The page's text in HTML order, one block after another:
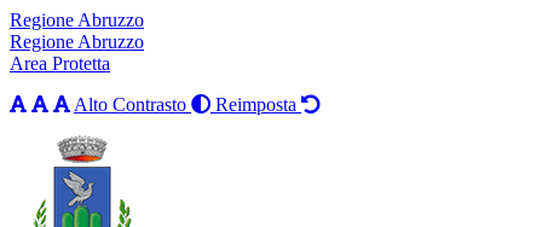
Regione Abruzzo
Regione Abruzzo
Area Protetta
Alto Contrasto
Reimposta